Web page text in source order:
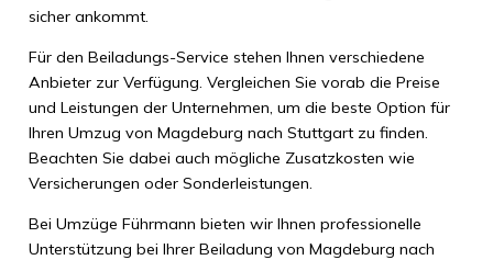
sicher ankommt.
Für den Beiladungs-Service stehen Ihnen verschiedene
Anbieter zur Verfügung. Vergleichen Sie vorab die Preise
und Leistungen der Unternehmen, um die beste Option für
Ihren Umzug von Magdeburg nach Stuttgart zu finden.
Beachten Sie dabei auch mögliche Zusatzkosten wie
Versicherungen oder Sonderleistungen.
Bei Umzüge Führmann bieten wir Ihnen professionelle
Unterstützung bei Ihrer Beiladung von Magdeburg nach